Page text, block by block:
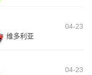
04-23
维多利亚
04-23